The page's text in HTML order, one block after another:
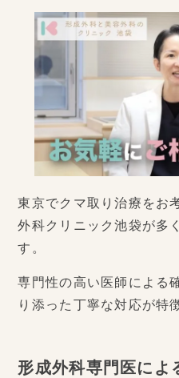
東京でクマ取り治療をお
外科クリニック池袋が多
す。
専門性の高い医師による
り添った丁寧な対応が特
形成外科専門医によ